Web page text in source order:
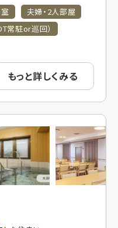
夫婦・2人部屋
常駐or巡回）
もっと詳しくみる